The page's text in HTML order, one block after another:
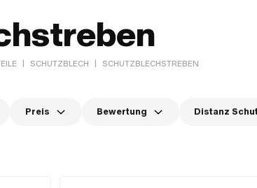
| SCHUTZBLECH | SCHUTZBLECHSTREBEN
Preis Bewertung Distanz